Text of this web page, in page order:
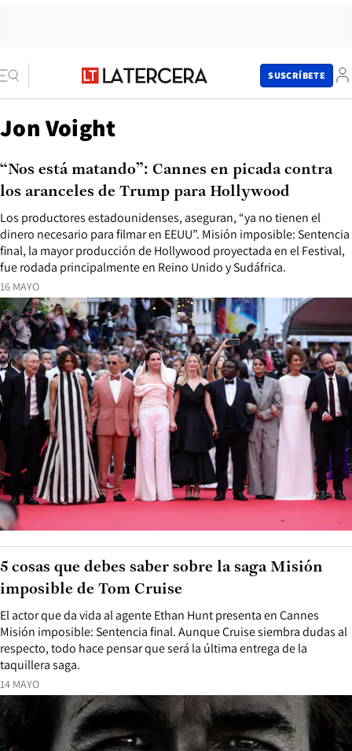
SUSCRÍBETE
Jon Voight
16 MAYO
Los productores estadounidenses, aseguran, “ya no tienen el
dinero necesario para filmar en EEUU”. Misión imposible: Sentencia
final, la mayor producción de Hollywood proyectada en el Festival,
fue rodada principalmente en Reino Unido y Sudáfrica.
“Nos está matando”: Cannes en picada contra
los aranceles de Trump para Hollywood
14 MAYO
El actor que da vida al agente Ethan Hunt presenta en Cannes
Misión imposible: Sentencia final. Aunque Cruise siembra dudas al
respecto, todo hace pensar que será la última entrega de la
taquillera saga.
5 cosas que debes saber sobre la saga Misión
imposible de Tom Cruise